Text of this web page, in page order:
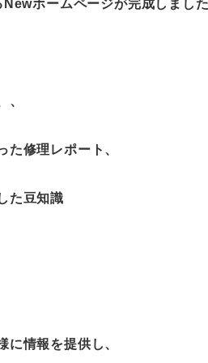
Newホームページが完成しました
、
た修理レポート、
た豆知識
に情報を提供し、